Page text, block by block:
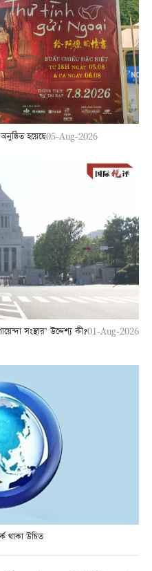
হয়েছে05-Aug-2026
সংস্থার’ উদ্দেশ্য কী?01-Aug-2026
থাকা উচিত